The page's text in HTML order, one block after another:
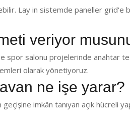
Lay in sistemde paneller grid'e
veriyor
salonu projelerinde anahtar
olarak yönetiyoruz.
ne işe yarar?
imkân tanıyan açık hücreli